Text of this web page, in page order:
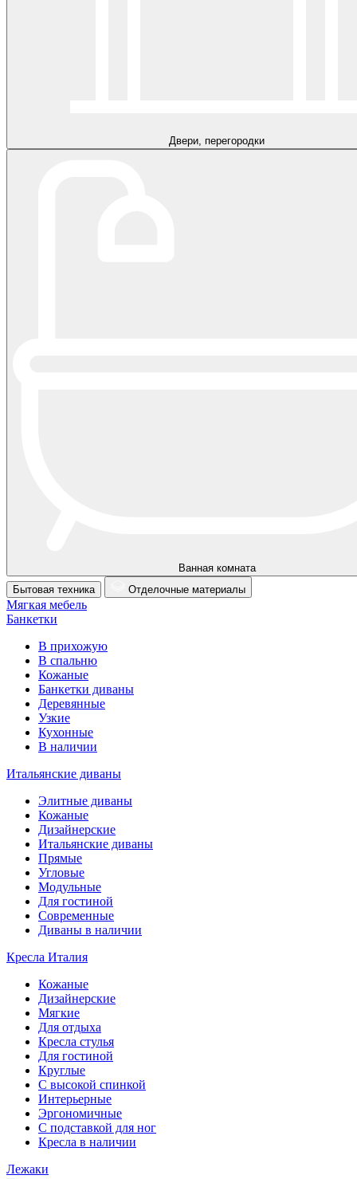
Двери, перегородки
Ванная комната
Бытовая техника
Отделочные материалы
Мягкая мебель
Банкетки
В прихожую
В спальню
Кожаные
Банкетки диваны
Деревянные
Узкие
Кухонные
В наличии
Итальянские диваны
Элитные диваны
Кожаные
Дизайнерские
Итальянские диваны
Прямые
Угловые
Модульные
Для гостиной
Современные
Диваны в наличии
Кресла Италия
Кожаные
Дизайнерские
Мягкие
Для отдыха
Кресла стулья
Для гостиной
Круглые
С высокой спинкой
Интерьерные
Эргономичные
С подставкой для ног
Кресла в наличии
Лежаки